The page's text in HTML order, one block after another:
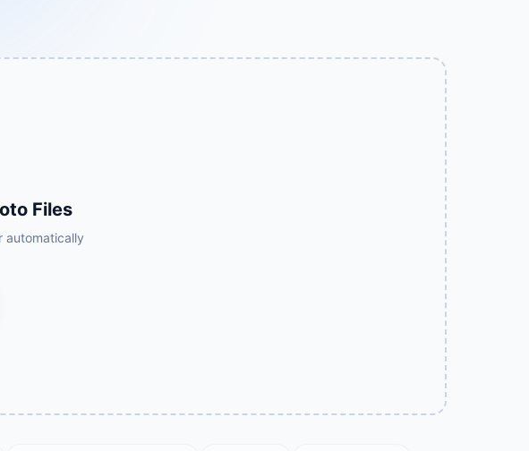
Files
automatically